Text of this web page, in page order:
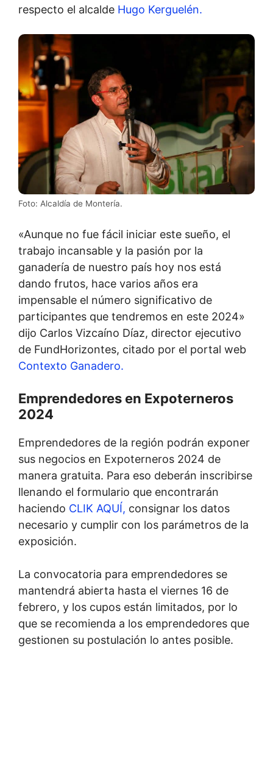
respecto el alcalde Hugo Kerguelén.
Foto: Alcaldía de Montería.
«Aunque no fue fácil iniciar este sueño, el
trabajo incansable y la pasión por la
ganadería de nuestro país hoy nos está
dando frutos, hace varios años era
impensable el número significativo de
participantes que tendremos en este 2024»
dijo Carlos Vizcaíno Díaz, director ejecutivo
de FundHorizontes, citado por el portal web
Contexto Ganadero.
Emprendedores en Expoterneros
2024
Emprendedores de la región podrán exponer
sus negocios en Expoterneros 2024 de
manera gratuita. Para eso deberán inscribirse
llenando el formulario que encontrarán
haciendo CLIK AQUÍ, consignar los datos
necesario y cumplir con los parámetros de la
exposición.
La convocatoria para emprendedores se
mantendrá abierta hasta el viernes 16 de
febrero, y los cupos están limitados, por lo
que se recomienda a los emprendedores que
gestionen su postulación lo antes posible.